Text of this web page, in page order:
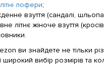
лофери;
взуття (сандалі,
літнє жіноче взуття
ви знайдете не тільки
вибір розмірів та